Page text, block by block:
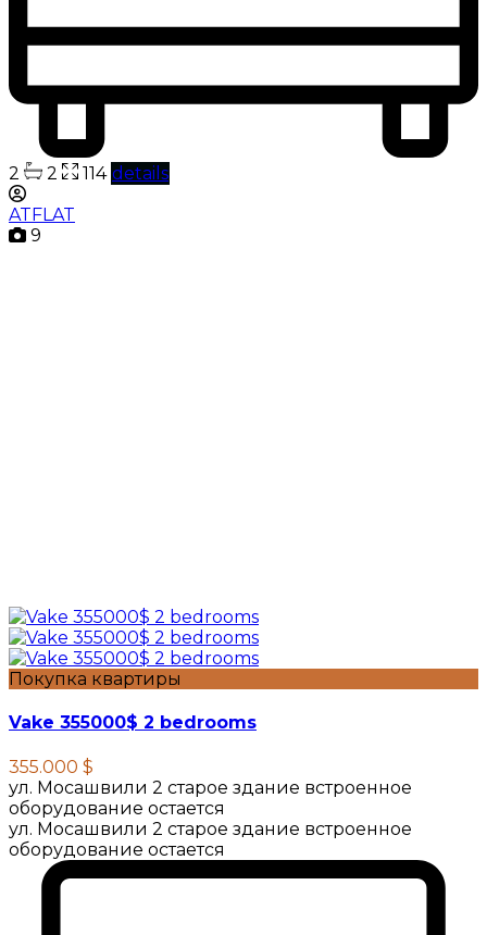
2 2 114 details
ATFLAT
9
Покупка квартиры
Vake 355000$ 2 bedrooms
355.000 $
ул. Мосашвили 2 старое здание встроенное
оборудование остается
ул. Мосашвили 2 старое здание встроенное
оборудование остается